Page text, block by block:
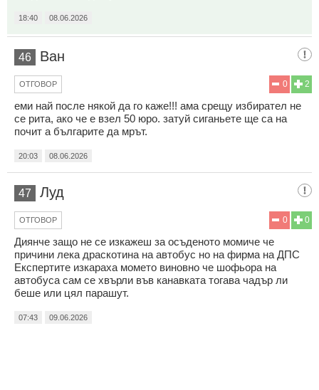
18:40 08.06.2026
46 Ван
2
0
ОТГОВОР
еми най после някой да го каже!!! ама срещу избирател не
се рита, ако че е взел 50 юро. затуй сиганьете ще са на
почит а българите да мрът.
20:03 08.06.2026
47 Луд
0
0
ОТГОВОР
Диянче защо не се изкажеш за осъденото момиче че
причини лека драскотина на автобус но на фирма на ДПС
Експертите изкараха момето виновно че шофьора на
автобуса сам се хвърли във канавката тогава чадър ли
беше или цял парашут.
07:43 09.06.2026